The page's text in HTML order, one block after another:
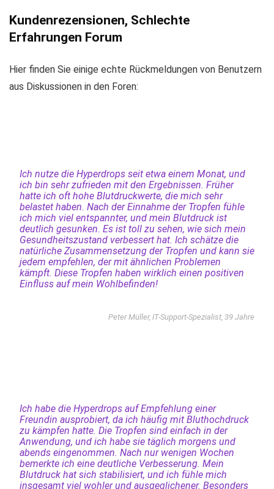
Kundenrezensionen, Schlechte
Erfahrungen Forum
Hier finden Sie einige echte Rückmeldungen von Benutzern
aus Diskussionen in den Foren:
Ich nutze die Hyperdrops seit etwa einem Monat, und
ich bin sehr zufrieden mit den Ergebnissen. Früher
hatte ich oft hohe Blutdruckwerte, die mich sehr
belastet haben. Nach der Einnahme der Tropfen fühle
ich mich viel entspannter, und mein Blutdruck ist
deutlich gesunken. Es ist toll zu sehen, wie sich mein
Gesundheitszustand verbessert hat. Ich schätze die
natürliche Zusammensetzung der Tropfen und kann sie
jedem empfehlen, der mit ähnlichen Problemen
kämpft. Diese Tropfen haben wirklich einen positiven
Einfluss auf mein Wohlbefinden!
Peter Müller, IT-Support-Spezialist, 39 Jahre
Ich habe die Hyperdrops auf Empfehlung einer
Freundin ausprobiert, da ich häufig mit Bluthochdruck
zu kämpfen hatte. Die Tropfen sind einfach in der
Anwendung, und ich habe sie täglich morgens und
abends eingenommen. Nach nur wenigen Wochen
bemerkte ich eine deutliche Verbesserung. Mein
Blutdruck hat sich stabilisiert, und ich fühle mich
insgesamt viel wohler und ausgeglichener. Besonders